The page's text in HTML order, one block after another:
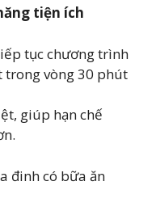
tiện ích
tục chương trình
trong vòng 30 phút
giúp hạn chế
đinh có bữa ăn